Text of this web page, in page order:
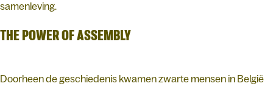
samenleving.
THE POWER OF ASSEMBLY
Doorheen de geschiedenis kwamen zwarte mensen in België